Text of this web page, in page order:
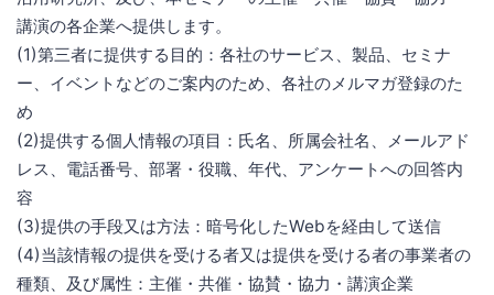
講演の各企業へ提供します。
(1)第三者に提供する目的：各社のサービス、製品、セミナ
ー、イベントなどのご案内のため、各社のメルマガ登録のた
め
(2)提供する個人情報の項目：氏名、所属会社名、メールアド
レス、電話番号、部署・役職、年代、アンケートへの回答内
容
(3)提供の手段又は方法：暗号化したWebを経由して送信
(4)当該情報の提供を受ける者又は提供を受ける者の事業者の
種類、及び属性：主催・共催・協賛・協力・講演企業